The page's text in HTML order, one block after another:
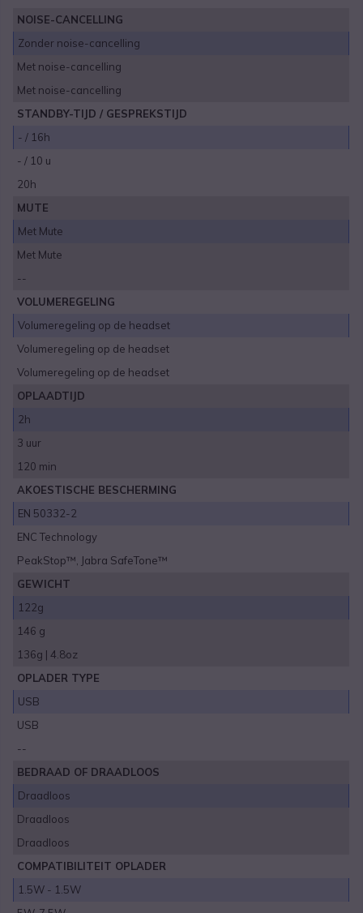
NOISE-CANCELLING
Zonder noise-cancelling
Met noise-cancelling
Met noise-cancelling
STANDBY-TIJD / GESPREKSTIJD
- / 16h
- / 10 u
20h
MUTE
Met Mute
Met Mute
--
VOLUMEREGELING
Volumeregeling op de headset
Volumeregeling op de headset
Volumeregeling op de headset
OPLAADTIJD
2h
3 uur
120 min
AKOESTISCHE BESCHERMING
EN 50332-2
ENC Technology
PeakStop™, Jabra SafeTone™
GEWICHT
122g
146 g
136g | 4.8oz
OPLADER TYPE
USB
USB
--
BEDRAAD OF DRAADLOOS
Draadloos
Draadloos
Draadloos
COMPATIBILITEIT OPLADER
1.5W - 1.5W